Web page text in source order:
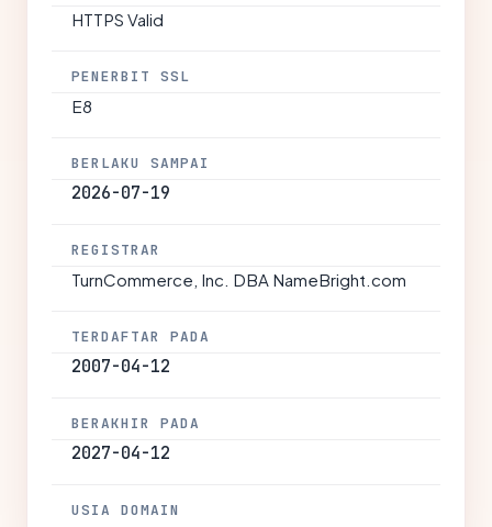
HTTPS Valid
PENERBIT SSL
E8
BERLAKU SAMPAI
2026-07-19
REGISTRAR
TurnCommerce, Inc. DBA NameBright.com
TERDAFTAR PADA
2007-04-12
BERAKHIR PADA
2027-04-12
USIA DOMAIN